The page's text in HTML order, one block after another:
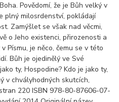
Povědomí, že je Bůh velký v
plný milosrdenství, pokládají
Zamýšlet se však nad věcmi,
o Jeho existenci, přirozenosti a
Písmu, je něco, čemu se v této
Bůh je ojedinělý ve Své
ty, Hospodine? Kdo je jako ty,
v chvályhodných skutcích,
220 ISBN 978-80-87606-07-